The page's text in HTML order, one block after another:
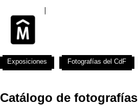
Catálogo de fotografías
Exposiciones Fotografías del CdF